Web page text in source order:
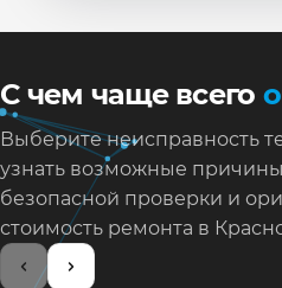
С чем чаще всего
Выберите неисправность
узнать возможные
безопасной проверки и
стоимость ремонта в